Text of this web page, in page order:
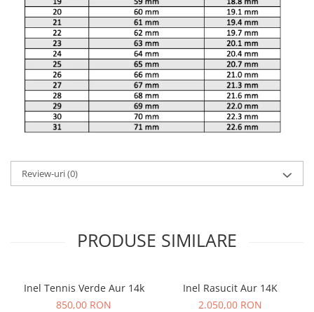
Review-uri(0)
PRODUSE SIMILARE
Inel Tennis Verde Aur 14k
850,00 RON
Inel Rasucit Aur 14K
2.050,00 RON